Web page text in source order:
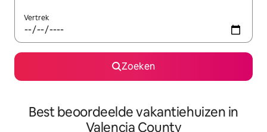
Vertrek
Zoeken
Best beoordeelde vakantiehuizen in
Valencia County